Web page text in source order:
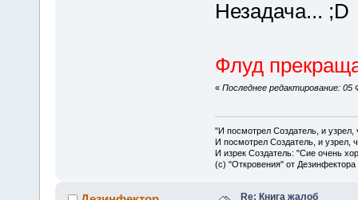
Незадача...
Флуд
« Последнее редактирование: 05
"И посмотрел Создатель, и
И посмотрел Создатель, и узрел,
И изрек Создатель: "Сие очень
(с) "Откровения" от Дезинфектора
Re: Книга жалоб